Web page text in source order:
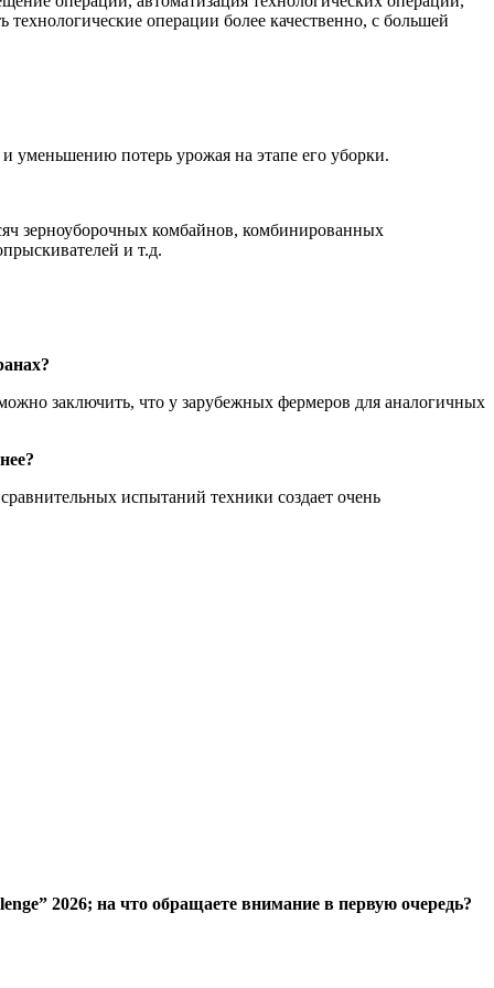
операции более качественно, с большей
уменьшению потерь урожая на этапе его уборки.
зерноуборочных комбайнов, комбинированных
и т.д.
заключить, что у зарубежных фермеров для аналогичных
испытаний техники создает очень
2026; на что обращаете внимание в первую очередь?